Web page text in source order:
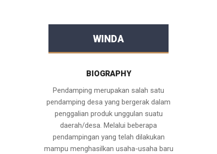
WINDA
BIOGRAPHY
Pendamping merupakan salah satu
pendamping desa yang bergerak dalam
penggalian produk unggulan suatu
daerah/desa. Melalui beberapa
pendampingan yang telah dilakukan
mampu menghasilkan usaha-usaha baru